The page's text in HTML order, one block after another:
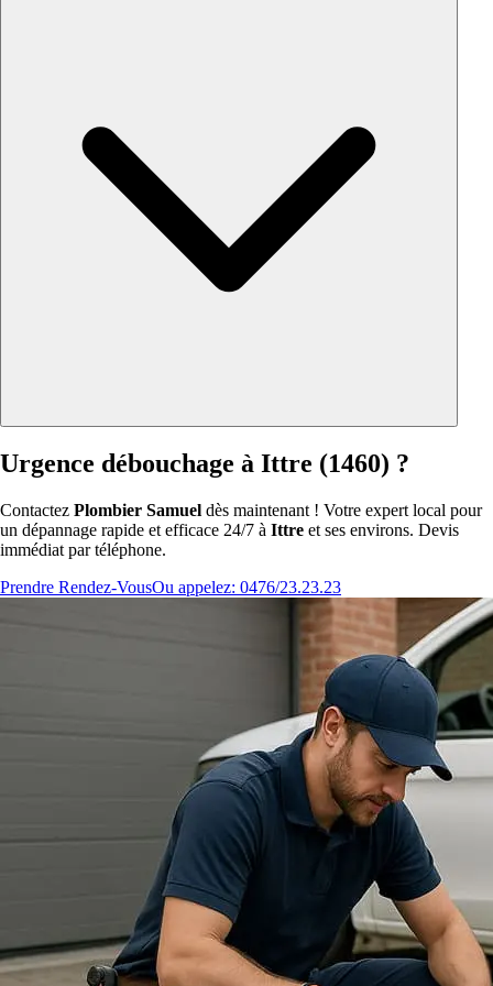
Urgence débouchage à Ittre (1460) ?
Contactez Plombier Samuel dès maintenant ! Votre expert local pour
un dépannage rapide et efficace 24/7 à Ittre et ses environs. Devis
immédiat par téléphone.
Prendre Rendez-VousOu appelez: 0476/23.23.23